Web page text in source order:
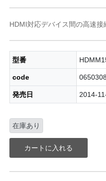
HDMI対応デバイス間の高速接
型番
code
発売日 2014-
在庫あり
カートに入れる